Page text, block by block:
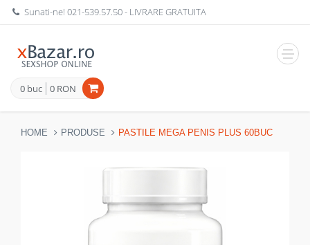
Sunati-ne!021-539.57.50- LIVRARE GRATUITA
0 buc 0 RON
HOME PRODUSE PASTILE MEGA PENIS PLUS 60BUC